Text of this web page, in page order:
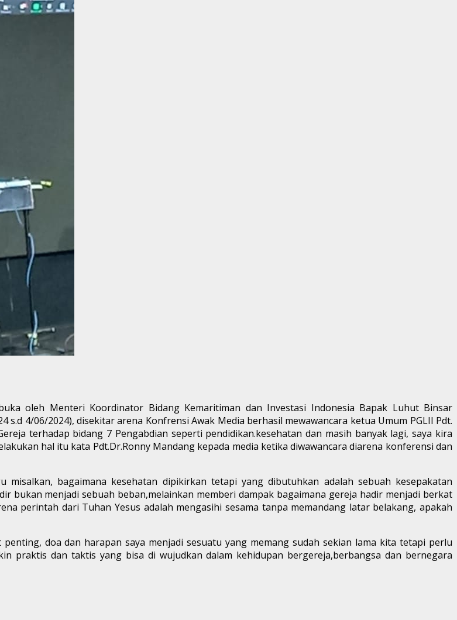
oleh Menteri Koordinator Bidang Kemaritiman dan Investasi Indonesia Bapak Luhut Binsar
4/06/2024), disekitar arena Konfrensi Awak Media berhasil mewawancara ketua Umum PGLII Pdt.
terhadap bidang 7 Pengabdian seperti pendidikan.kesehatan dan masih banyak lagi, saya kira
hal itu kata Pdt.Dr.Ronny Mandang kepada media ketika diwawancara diarena konferensi dan
bagaimana kesehatan dipikirkan tetapi yang dibutuhkan adalah sebuah kesepakatan
bukan menjadi sebuah beban,melainkan memberi dampak bagaimana gereja hadir menjadi berkat
perintah dari Tuhan Yesus adalah mengasihi sesama tanpa memandang latar belakang, apakah
doa dan harapan saya menjadi sesuatu yang memang sudah sekian lama kita tetapi perlu
praktis dan taktis yang bisa di wujudkan dalam kehidupan bergereja,berbangsa dan bernegara